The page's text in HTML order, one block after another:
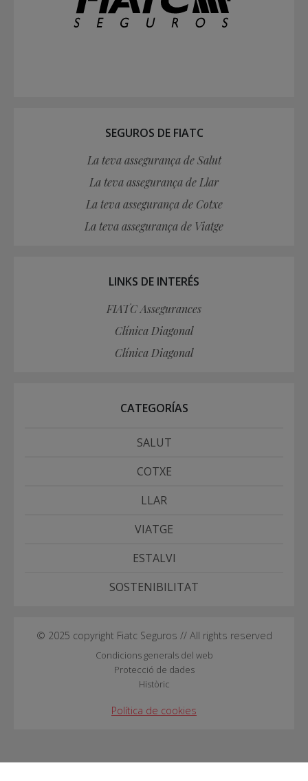
SEGUROS DE FIATC
La teva assegurança de Salut
La teva assegurança de Llar
La teva assegurança de Cotxe
La teva assegurança de Viatge
LINKS DE INTERÉS
FIATC Assegurances
Clínica Diagonal
Clínica Diagonal
CATEGORÍAS
SALUT
COTXE
LLAR
VIATGE
ESTALVI
SOSTENIBILITAT
© 2025 copyright Fiatc Seguros // All rights reserved
Condicions generals del web
Protecció de dades
Històric
Política de cookies